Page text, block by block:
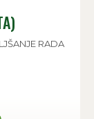
RADA